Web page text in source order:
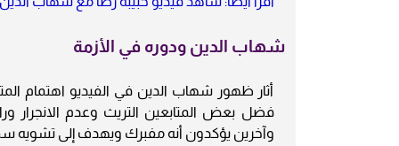
شهاب الدين ودوره في الأزمة
أثار ظهور شهاب الدين في الفيديو اهتمام
فضل بعض المتابعين التريث وعدم الانجرار
وآخرين يؤكدون أنه مفبرك ويهدف إلى تشويه